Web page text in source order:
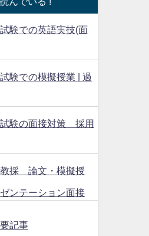
験での英語実技(面
験での模擬授業 | 過
験の面接対策 採用
採 論文・模擬授
ンテーション面接
記事